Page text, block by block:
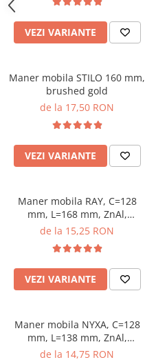
VEZI VARIANTE
Maner mobila STILO 160 mm,
brushed gold
de la 17,50 RON
VEZI VARIANTE
Maner mobila RAY, C=128
mm, L=168 mm, ZnAl,
brushed gold
de la 15,25 RON
VEZI VARIANTE
Maner mobila NYXA, C=128
mm, L=138 mm, ZnAl,
brushed gold
de la 14,75 RON